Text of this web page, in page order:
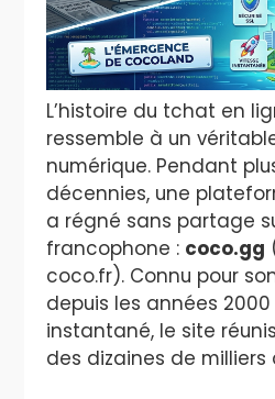
L’histoire du tchat en
ressemble à un
numérique. Pendant
décennies, une
a régné sans partage
francophone : coco.gg
coco.fr). Connu pour
depuis les années
instantané, le site
des dizaines de milliers